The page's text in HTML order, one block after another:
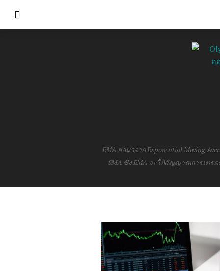
EMA ย่อมาจาก Exponential Moving
SMA ซึ่ง EMA จะให้สัญญาณการเทร